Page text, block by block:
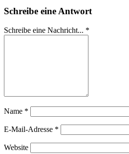
Schreibe eine Antwort
Schreibe eine Nachricht... *
Name *
E-Mail-Adresse *
Website